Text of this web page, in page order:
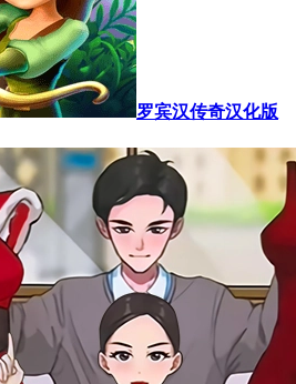
罗宾汉传奇汉化版